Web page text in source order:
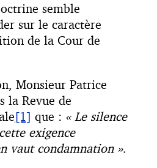
semble
sur le caractère
de la Cour de
Monsieur Patrice
la Revue de
[1] que : « Le silence
exigence
vaut condamnation ».